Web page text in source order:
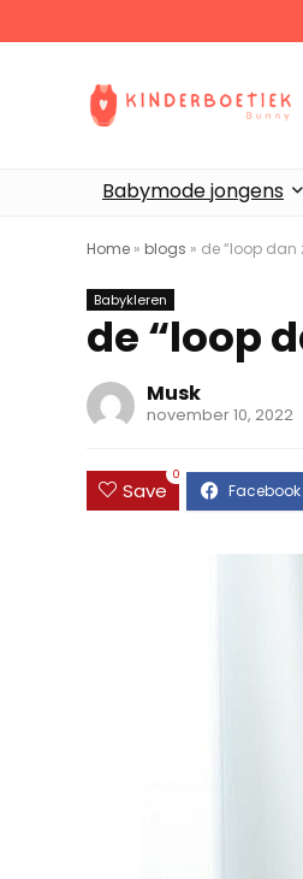
Babymode jongens
Home » blogs » de “loop dan
Babykleren
de “loop
Musk
november 10, 2022
Save
0